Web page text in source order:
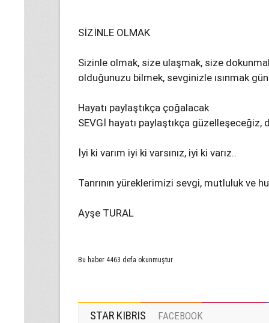
SİZİNLE OLMAK
Sizinle olmak, size ulaşmak, size
olduğunuzu bilmek, sevginizle ısınmak
Hayatı paylaştıkça çoğalacak
SEVGİ hayatı paylaştıkça güzelleşeceğiz,
İyi ki varım iyi ki varsınız, iyi ki varız..
Tanrının yüreklerimizi sevgi, mutluluk ve
Ayşe TURAL
Bu haber 4463 defa okunmuştur
STAR KIBRIS FACEBOOK